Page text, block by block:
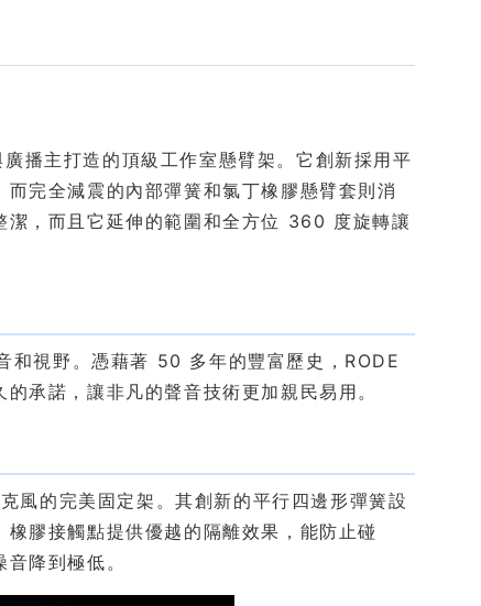
播主打造的頂級工作室懸臂架。它創新採用平
完全減震的內部彈簧和氯丁橡膠懸臂套則消
潔，而且它延伸的範圍和全方位 360 度旋轉讓
和視野。憑藉著 50 多年的豐富歷史，RODE
承諾，讓非凡的聲音技術更加親民易用。
風的完美固定架。其創新的平行四邊形彈簧設
膠接觸點提供優越的隔離效果，能防止碰
降到極低。